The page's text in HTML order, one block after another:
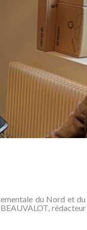
du Nord et du
rédacteur